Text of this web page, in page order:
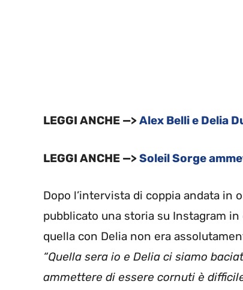
LEGGI ANCHE —>Alex Belli e Delia
LEGGI ANCHE —>Soleil Sorge
Dopo l’intervista di coppia andata in
pubblicato una storia su Instagram
quella con Delia non era
“Quella sera io e Delia ci siamo
ammettere di essere cornuti è